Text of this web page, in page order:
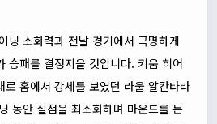
닝 소화력과 전날 경기에서 극명하게
승패를 결정지을 것입니다. 키움 히어
로 홈에서 강세를 보였던 라울 알칸타라
동안 실점을 최소화하며 마운드를 든